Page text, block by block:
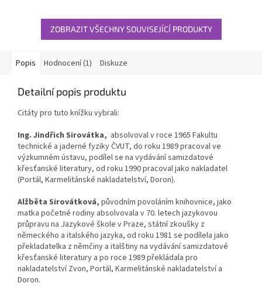
ZOBRAZIT VŠECHNY SOUVISEJÍCÍ PRODUKTY
Popis Hodnocení (1) Diskuze
Detailní popis produktu
Citáty pro tuto knížku vybrali:
Ing. Jindřich Sirovátka, absolvoval v roce 1965 Fakultu
technické a jaderné fyziky ČVUT, do roku 1989 pracoval ve
výzkumném ústavu, podílel se na vydávání samizdatové
křesťanské literatury, od roku 1990 pracoval jako nakladatel
(Portál, Karmelitánské nakladatelství, Doron).
Alžběta Sirovátková, původním povoláním knihovnice, jako
matka početné rodiny absolvovala v 70. letech jazykovou
průpravu na Jazykové škole v Praze, státní zkoušky z
německého a italského jazyka, od roku 1981 se podílela jako
překladatelka z němčiny a italštiny na vydávání samizdatové
křesťanské literatury a po roce 1989 překládala pro
nakladatelství Zvon, Portál, Karmelitánské nakladatelství a
Doron.